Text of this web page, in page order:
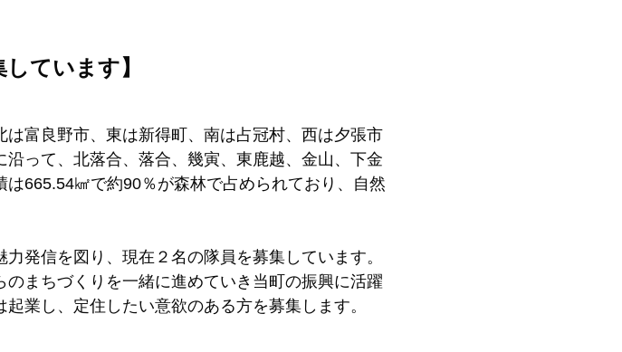
ています】
富良野市、東は新得町、南は占冠村、西は夕張市
って、北落合、落合、幾寅、東鹿越、金山、下金
665.54㎢で約90％が森林で占められており、自然
発信を図り、現在２名の隊員を募集しています。
まちづくりを一緒に進めていき当町の振興に活躍
業し、定住したい意欲のある方を募集します。